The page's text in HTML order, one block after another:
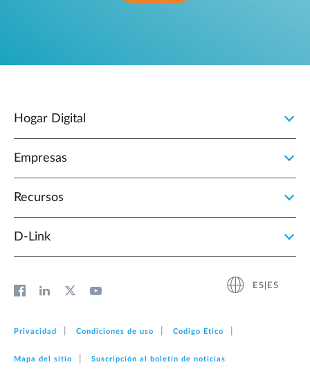
Hogar Digital
Empresas
Recursos
D‑Link
ES|ES
Privacidad Condiciones de uso Codigo Etico
Mapa del sitio Suscripción al boletín de noticias